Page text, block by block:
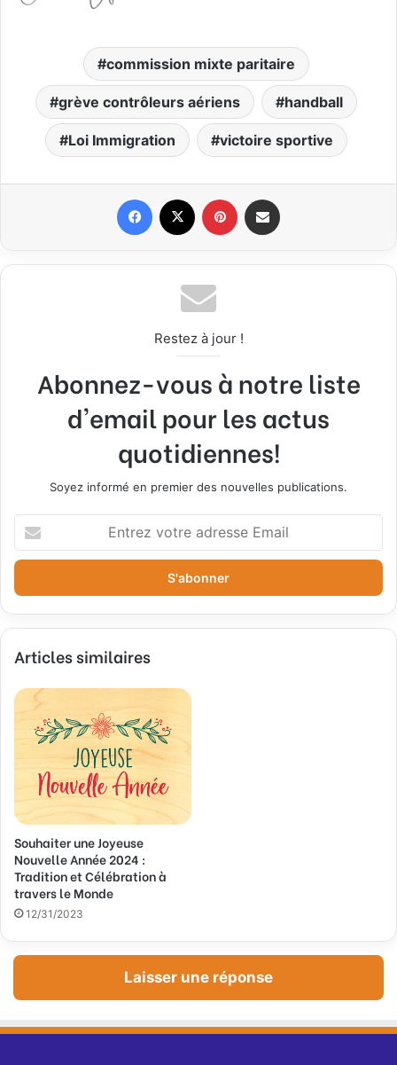
commission mixte paritaire
grève contrôleurs aériens handball
Loi Immigration victoire sportive
Restez à jour !
Abonnez-vous à notre liste
d'email pour les actus
quotidiennes!
Soyez informé en premier des nouvelles publications.
t
e
z
o
r
e
r
s
s
e
E
m
a
i
Articles similaires
Souhaiter une Joyeuse
Nouvelle Année 2024 :
Tradition et Célébration à
travers le Monde
12/31/2023
Laisser une réponse